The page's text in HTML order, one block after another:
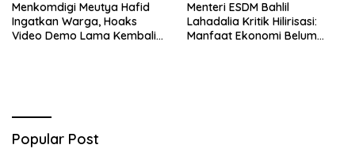
Menkomdigi Meutya Hafid
Ingatkan Warga, Hoaks
Video Demo Lama Kembali
Menteri ESDM Bahlil
Lahadalia Kritik Hilirisasi:
Manfaat Ekonomi Belum
Popular Post